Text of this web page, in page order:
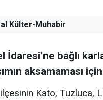
Külter-Muhabir
İdaresi’ne bağlı
aksamaması
Kato, Tuzluca,